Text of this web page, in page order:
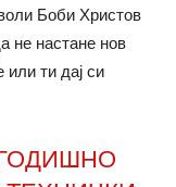
Боби Христов
не настане нов
ти дај си